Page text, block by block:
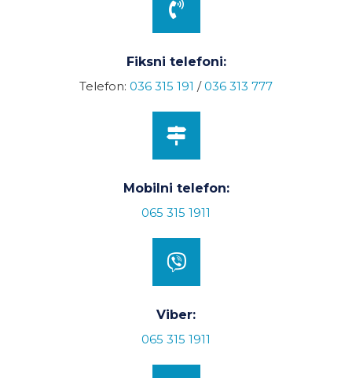
Fiksni telefoni:
Telefon: 036 315 191 /036 313 777
Mobilni telefon:
065 315 1911
Viber:
065 315 1911